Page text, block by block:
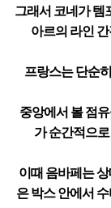
그래서 코네가 템
아르의 라인
프랑스는 단순
중앙에서 볼 점
가 순간적으
이때 음바페는
은 박스 안에서